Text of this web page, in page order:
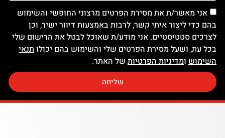
אני מאשר/ת את מסירת הפרטים מרצוני החופשי והשימוש
בהם כדי ליצור איתי קשר, לרבות באמצעות דיוור ישיר, וכן
לצרכים סטטיסטיים. אני מודע/ת שאוכל לבטל את הרישום שלי
בכל עת, ושעל מסירת הפרטים שלי והשימוש בהם יכולותנאי
השימוש ומדיניות הפרטיות של האתר.
שליחה